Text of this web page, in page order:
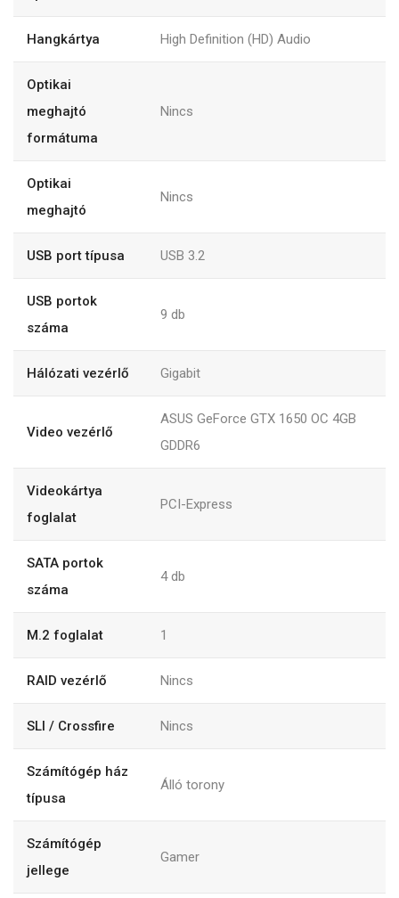
Hangkártya High Definition (HD) Audio
Optikai
meghajtó
formátuma
Nincs
Optikai
meghajtó
Nincs
USB port típusa USB 3.2
USB portok
száma
9 db
Hálózati vezérlő Gigabit
Video vezérlő
ASUS GeForce GTX 1650 OC 4GB
GDDR6
Videokártya
foglalat
PCI-Express
SATA portok
száma
4 db
M.2 foglalat 1
RAID vezérlő Nincs
SLI / Crossfire Nincs
Számítógép ház
típusa
Álló torony
Számítógép
jellege
Gamer